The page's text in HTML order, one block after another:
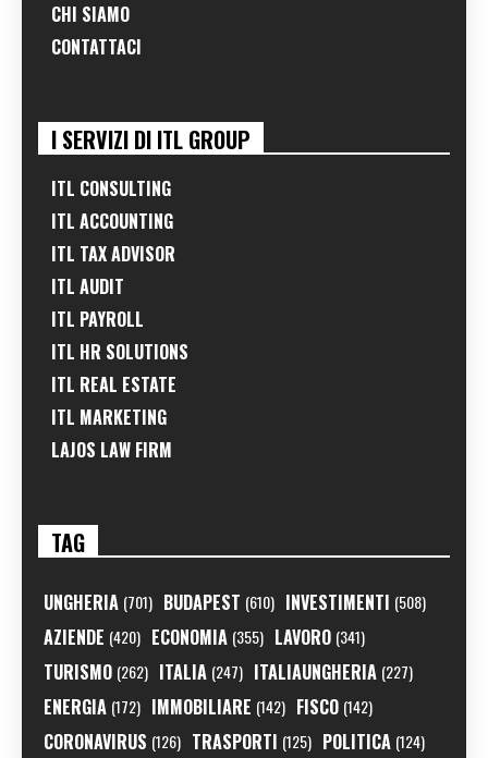
CHI SIAMO
CONTATTACI
I SERVIZI DI ITL GROUP
ITL CONSULTING
ITL ACCOUNTING
ITL TAX ADVISOR
ITL AUDIT
ITL PAYROLL
ITL HR SOLUTIONS
ITL REAL ESTATE
ITL MARKETING
LAJOS LAW FIRM
TAG
UNGHERIA (701) BUDAPEST (610) INVESTIMENTI (508)
AZIENDE (420) ECONOMIA (355) LAVORO (341)
TURISMO (262) ITALIA (247) ITALIAUNGHERIA (227)
ENERGIA (172) IMMOBILIARE (142) FISCO (142)
CORONAVIRUS (126) TRASPORTI (125) POLITICA (124)